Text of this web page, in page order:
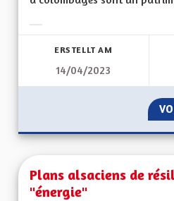
ERSTELLT AM
14/04/2023
Plans alsaciens de
"énergie"